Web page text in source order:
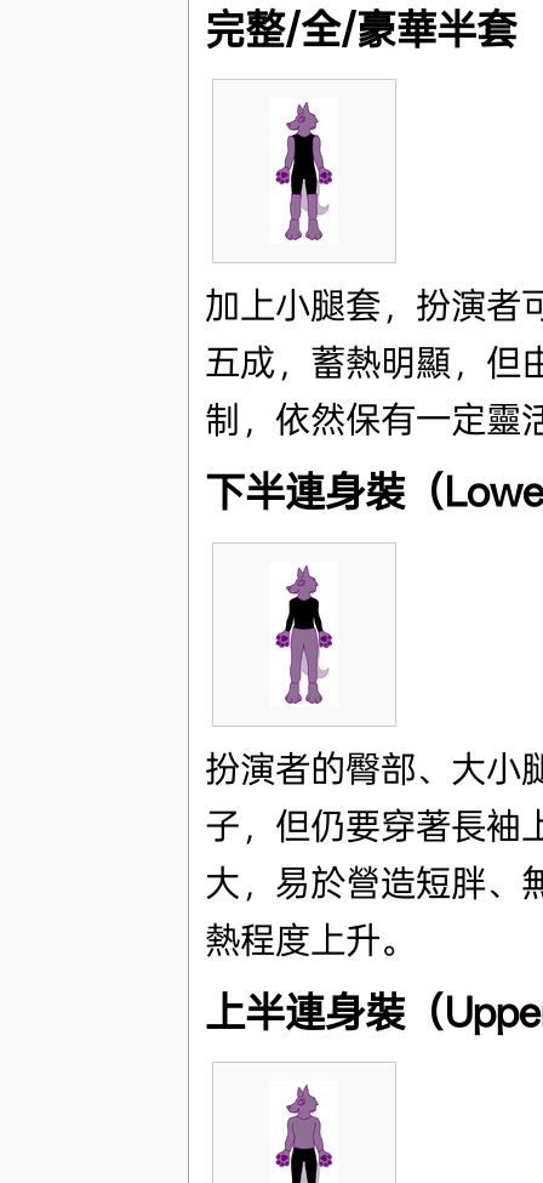
完整/全/豪華半套
加上小腿套，扮演者
五成，蓄熱明顯，但
制，依然保有一定靈
下半連身裝（
扮演者的臀部、大小
子，但仍要穿著長袖
大，易於營造短胖、
熱程度上升。
上半連身裝（